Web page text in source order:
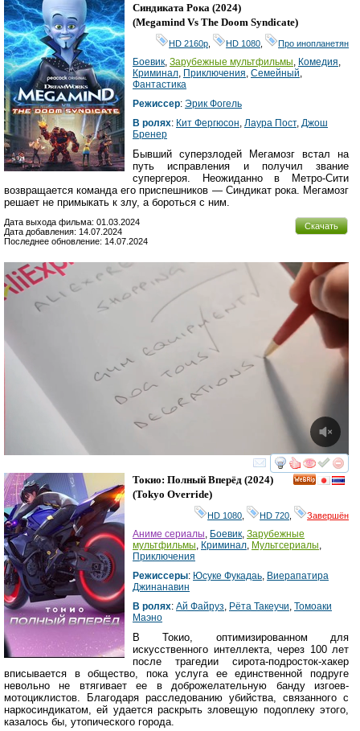
Синдиката Рока (2024)
(Megamind Vs The Doom Syndicate)
HD 2160р HD 1080 Про инопланетян
Боевик, Зарубежные мультфильмы, Комедия,
Криминал, Приключения, Семейный,
Фантастика
Режиссер: Эрик Фогель
В ролях: Кит Фергюсон, Лаура Пост, Джош
Бренер
Бывший суперзлодей Мегамозг встал на
путь исправления и получил звание
супергероя. Неожиданно в Метро-Сити
возвращается команда его приспешников — Синдикат рока. Мегамозг
решает не примыкать к злу, а бороться с ним.
Скачать
Дата выхода фильма: 01.03.2024
Дата добавления: 14.07.2024
Последнее обновление: 14.07.2024
смотреть
Токио: Полный Вперёд (2024)
(Tokyo Override)
HD 1080 HD 720 Завершён
Аниме сериалы Боевик Зарубежные
мультфильмы Криминал Мультсериалы
Приключения
Режиссеры: Юсуке Фукадаь Виерапатира
Джинанавин
В ролях: Ай Файруз Рёта Такеучи Томоаки
Маэно
В Токио, оптимизированном для
искусственного интеллекта, через 100 лет
после трагедии сирота-подросток-хакер
вписывается в общество, пока услуга ее единственной подруге
невольно не втягивает ее в доброжелательную банду изгоев-
мотоциклистов. Благодаря расследованию убийства, связанного с
наркосиндикатом, ей удается раскрыть зловещую подоплеку этого,
казалось бы, утопического города.